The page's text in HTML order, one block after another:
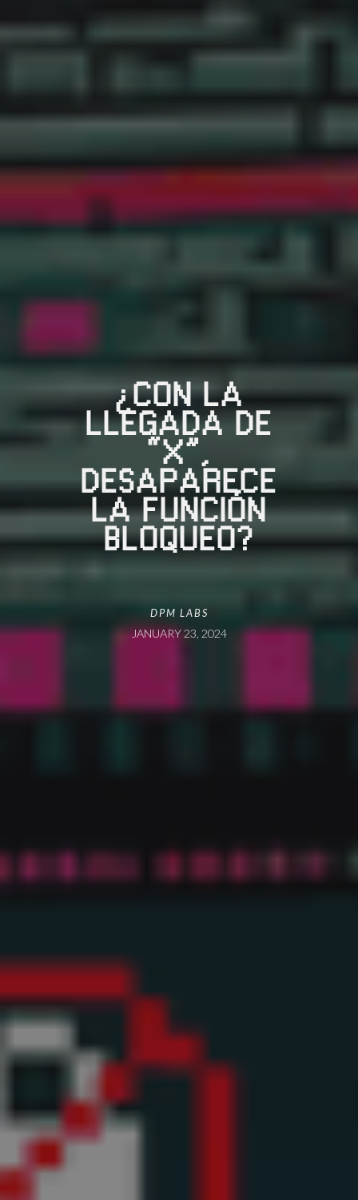
¿CON LA
LLEGADA DE
“X”,
DESAPARECE
LA FUNCIÓN
BLOQUEO?
DPM LABS
JANUARY 23, 2024